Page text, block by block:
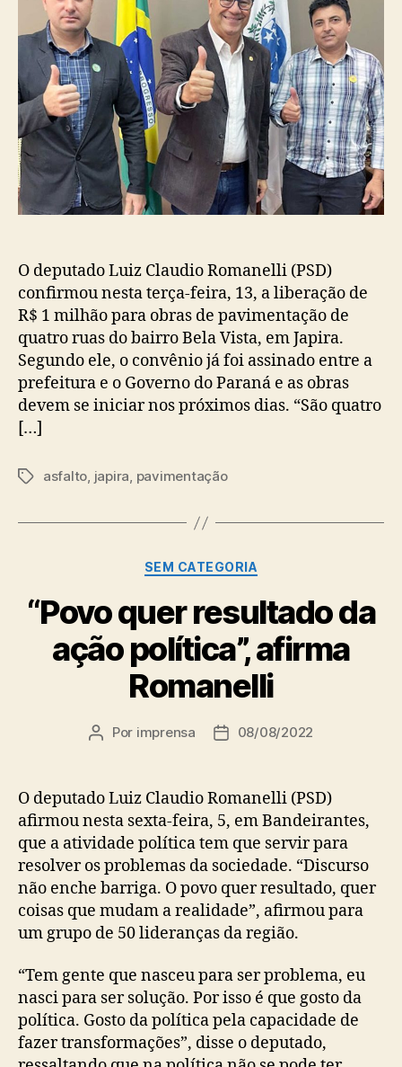
O deputado Luiz Claudio Romanelli (PSD)
confirmou nesta terça-feira, 13, a liberação de
R$ 1 milhão para obras de pavimentação de
quatro ruas do bairro Bela Vista, em Japira.
Segundo ele, o convênio já foi assinado entre a
prefeitura e o Governo do Paraná e as obras
devem se iniciar nos próximos dias. “São quatro
[…]
Tagsasfalto, japira, pavimentação
Categorias
SEM CATEGORIA
“Povo quer resultado da
ação política”, afirma
Romanelli
Autor
Por imprensa
Data08/08/2022
O deputado Luiz Claudio Romanelli (PSD)
afirmou nesta sexta-feira, 5, em Bandeirantes,
que a atividade política tem que servir para
resolver os problemas da sociedade. “Discurso
não enche barriga. O povo quer resultado, quer
coisas que mudam a realidade”, afirmou para
um grupo de 50 lideranças da região.
“Tem gente que nasceu para ser problema, eu
nasci para ser solução. Por isso é que gosto da
política. Gosto da política pela capacidade de
fazer transformações”, disse o deputado,